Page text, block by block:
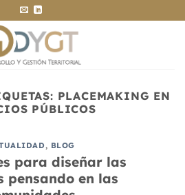
PLACEMAKING EN
PÚBLICOS
, BLOG
para diseñar las
pensando en las